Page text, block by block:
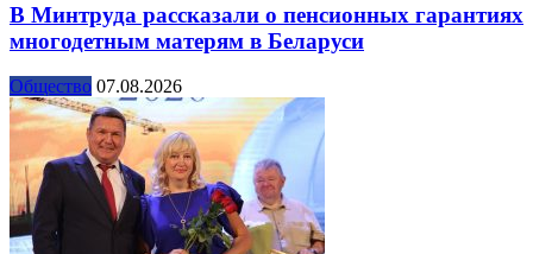
В Минтруда рассказали о пенсионных гарантиях
многодетным матерям в Беларуси
Общество 07.08.2026